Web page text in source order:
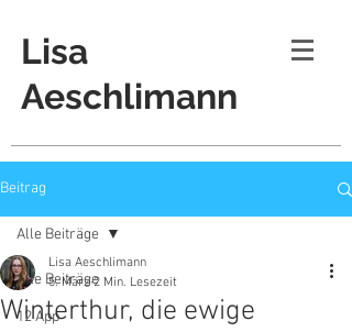
Lisa
Aeschlimann
Beitrag
Alle Beiträge
12 App
Alle Beiträge
Winterthur, die ewige
Lisa Aeschlimann
5. März 2 Min. Lesezeit